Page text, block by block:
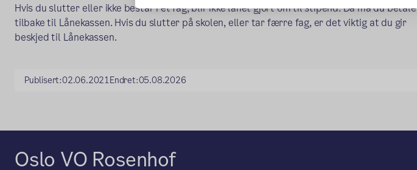
Hvis du slutter eller ikke består i et fag, blir ikke lånet gjort om til stipend. Da må du betale
tilbake til Lånekassen. Hvis du slutter på skolen, eller tar færre fag, er det viktig at du gir
beskjed til Lånekassen.
Publisert:02.06.2021Endret:05.08.2026
Oslo VO Rosenhof